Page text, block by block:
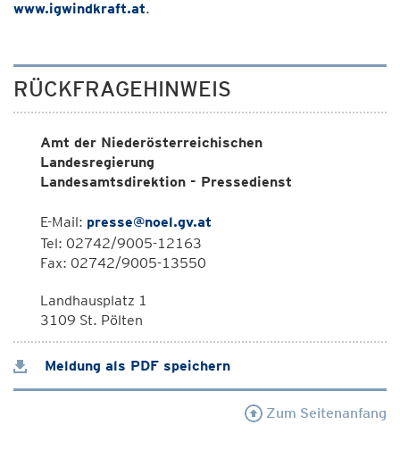
www.igwindkraft.at.
RÜCKFRAGEHINWEIS
Amt der Niederösterreichischen
Landesregierung
Landesamtsdirektion - Pressedienst
E-Mail: presse@noel.gv.at
Tel: 02742/9005-12163
Fax: 02742/9005-13550
Landhausplatz 1
3109 St. Pölten
Meldung als PDF speichern
Zum Seitenanfang